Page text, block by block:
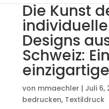
Die Kunst
Designs
Schweiz: Ein
von mmaechler | Juli 6,
bedrucken, Textildruck